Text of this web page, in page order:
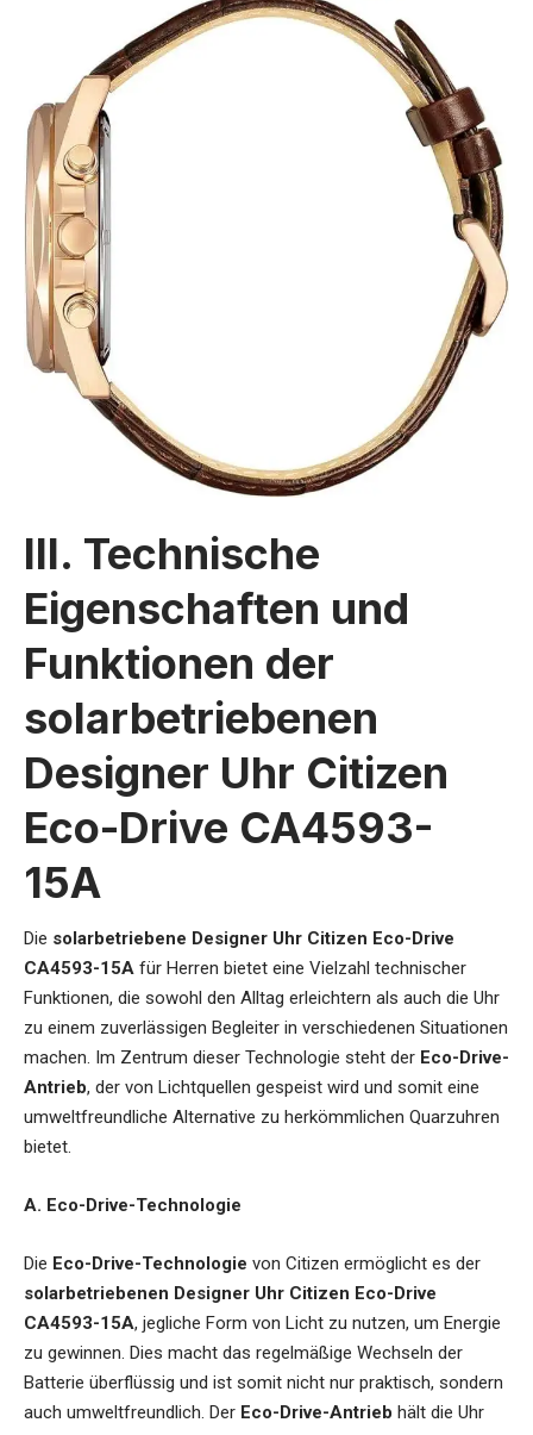
III. Technische
Eigenschaften und
Funktionen der
solarbetriebenen
Designer Uhr Citizen
Eco-Drive CA4593-
15A
Die solarbetriebene Designer Uhr Citizen Eco-Drive
CA4593-15A für Herren bietet eine Vielzahl technischer
Funktionen, die sowohl den Alltag erleichtern als auch die Uhr
zu einem zuverlässigen Begleiter in verschiedenen Situationen
machen. Im Zentrum dieser Technologie steht der Eco-Drive-
Antrieb, der von Lichtquellen gespeist wird und somit eine
umweltfreundliche Alternative zu herkömmlichen Quarzuhren
bietet.
A. Eco-Drive-Technologie
Die Eco-Drive-Technologie von Citizen ermöglicht es der
solarbetriebenen Designer Uhr Citizen Eco-Drive
CA4593-15A, jegliche Form von Licht zu nutzen, um Energie
zu gewinnen. Dies macht das regelmäßige Wechseln der
Batterie überflüssig und ist somit nicht nur praktisch, sondern
auch umweltfreundlich. Der Eco-Drive-Antrieb hält die Uhr